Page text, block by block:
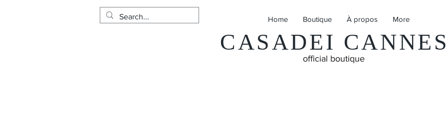
Home Boutique À propos More
CASADEI CANNES
official boutique